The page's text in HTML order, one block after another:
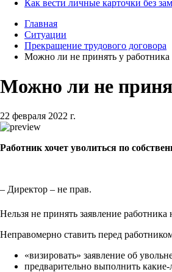
Как вести личные карточки без
Главная
Ситуации
Прекращение трудового договора
Можно ли не принять у работника
Можно ли не
22 февраля 2022 г.
Работник хочет уволиться по
– Директор – не прав.
Нельзя не принять заявление
Неправомерно ставить перед
«визировать» заявление об
предварительно выполнить